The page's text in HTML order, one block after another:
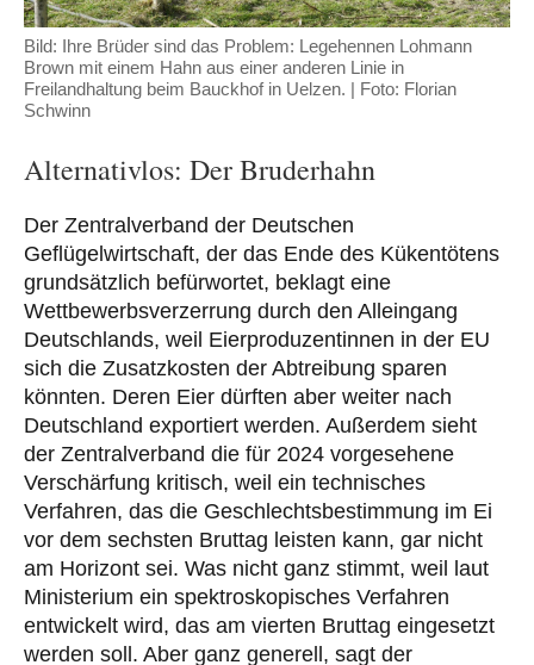
Bild: Ihre Brüder sind das Problem: Legehennen Lohmann
Brown mit einem Hahn aus einer anderen Linie in
Freilandhaltung beim Bauckhof in Uelzen. | Foto: Florian
Schwinn
Alternativlos: Der Bruderhahn
Der Zentralverband der Deutschen
Geflügelwirtschaft, der das Ende des Kükentötens
grundsätzlich befürwortet, beklagt eine
Wettbewerbsverzerrung durch den Alleingang
Deutschlands, weil Eierproduzentinnen in der EU
sich die Zusatzkosten der Abtreibung sparen
könnten. Deren Eier dürften aber weiter nach
Deutschland exportiert werden. Außerdem sieht
der Zentralverband die für 2024 vorgesehene
Verschärfung kritisch, weil ein technisches
Verfahren, das die Geschlechtsbestimmung im Ei
vor dem sechsten Bruttag leisten kann, gar nicht
am Horizont sei. Was nicht ganz stimmt, weil laut
Ministerium ein spektroskopisches Verfahren
entwickelt wird, das am vierten Bruttag eingesetzt
werden soll. Aber ganz generell, sagt der